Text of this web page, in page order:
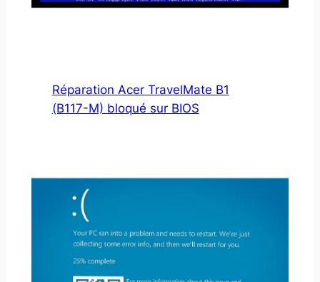
Réparation Acer TravelMate B1
(B117-M) bloqué sur BIOS